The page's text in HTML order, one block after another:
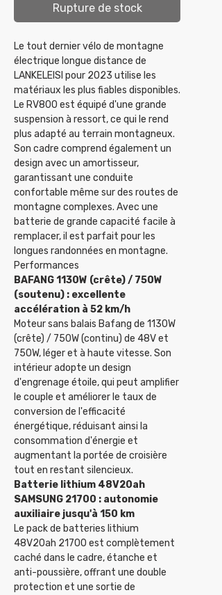
Rupture de stock
Le tout dernier vélo de montagne
électrique longue distance de
LANKELEISI pour 2023 utilise les
matériaux les plus fiables disponibles.
Le RV800 est équipé d'une grande
suspension à ressort, ce qui le rend
plus adapté au terrain montagneux.
Son cadre comprend également un
design avec un amortisseur,
garantissant une conduite
confortable même sur des routes de
montagne complexes. Avec une
batterie de grande capacité facile à
remplacer, il est parfait pour les
longues randonnées en montagne.
Performances
BAFANG 1130W (crête) / 750W
(soutenu) : excellente
accélération à 52 km/h
Moteur sans balais Bafang de 1130W
(crête) / 750W (continu) de 48V et
750W, léger et à haute vitesse. Son
intérieur adopte un design
d'engrenage étoile, qui peut amplifier
le couple et améliorer le taux de
conversion de l'efficacité
énergétique, réduisant ainsi la
consommation d'énergie et
augmentant la portée de croisière
tout en restant silencieux.
Batterie lithium 48V20ah
SAMSUNG 21700 : autonomie
auxiliaire jusqu'à 150 km
Le pack de batteries lithium
48V20ah 21700 est complètement
caché dans le cadre, étanche et
anti-poussière, offrant une double
protection et une sortie de